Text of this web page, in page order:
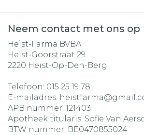
Neem contact met ons op
Heist-Farma BVBA
Heist-Goorstraat 29
2220 Heist-Op-Den-Berg
Telefoon: 015 25 19 78
E-mailadres: heistfarma@
APB nummer: 121403
Apotheek titularis: Sofie Van
BTW nummer: BE0470855024